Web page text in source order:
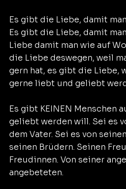
Es gibt die Liebe, damit
Es gibt die Liebe, damit
Liebe damit man wie auf
die Liebe deswegen, weil
gern hat, es gibt die Liebe,
gerne liebt und geliebt
Es gibt KEINEN Menschen
geliebt werden will. Sei es
dem Vater. Sei es von
seinen Brüdern. Seinen
Freudinnen. Von seiner
angebeteten.